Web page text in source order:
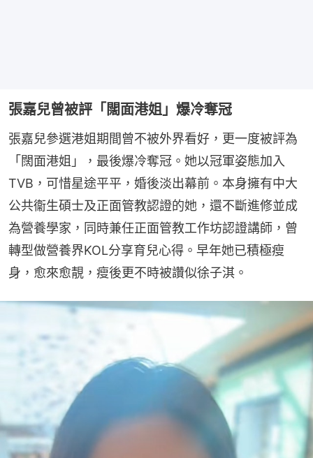
張嘉兒曾被評「闊面港姐」爆冷奪冠
張嘉兒參選港姐期間曾不被外界看好，更一度被評為
「闊面港姐」，最後爆冷奪冠。她以冠軍姿態加入
TVB，可惜星途平平，婚後淡出幕前。本身擁有中大
公共衞生碩士及正面管教認證的她，還不斷進修並成
為營養學家，同時兼任正面管教工作坊認證講師，曾
轉型做營養界KOL分享育兒心得。早年她已積極瘦
身，愈來愈靚，瘦後更不時被讚似徐子淇。